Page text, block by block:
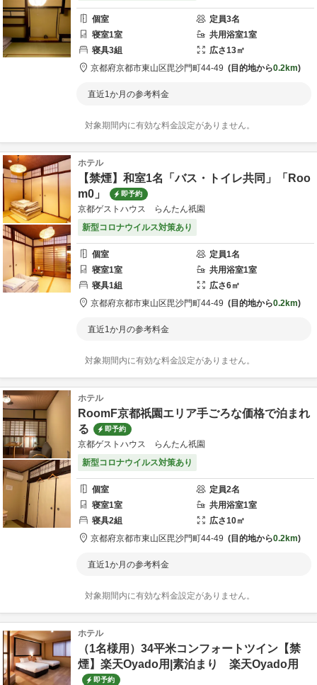
個室 定員3名
寝室1室 共用浴室1室
寝具3組 広さ13㎡
京都府京都市東山区毘沙門町44-49 目的地から0.2km
直近1か月の参考料金
対象期間内に有効な料金設定がありません。
ホテル
【禁煙】和室1名「バス・トイレ共同」「Roo
m0」
即予約
京都ゲストハウス らんたん祇園
新型コロナウイルス対策あり
個室 定員1名
寝室1室 共用浴室1室
寝具1組 広さ6㎡
京都府京都市東山区毘沙門町44-49 目的地から0.2km
直近1か月の参考料金
対象期間内に有効な料金設定がありません。
ホテル
RoomF京都祇園エリア手ごろな価格で泊まれ
る
即予約
京都ゲストハウス らんたん祇園
新型コロナウイルス対策あり
個室 定員2名
寝室1室 共用浴室1室
寝具2組 広さ10㎡
京都府京都市東山区毘沙門町44-49 目的地から0.2km
直近1か月の参考料金
対象期間内に有効な料金設定がありません。
ホテル
（1名様用）34平米コンフォートツイン【禁
煙】楽天Oyado用|素泊まり 楽天Oyado用
即予約